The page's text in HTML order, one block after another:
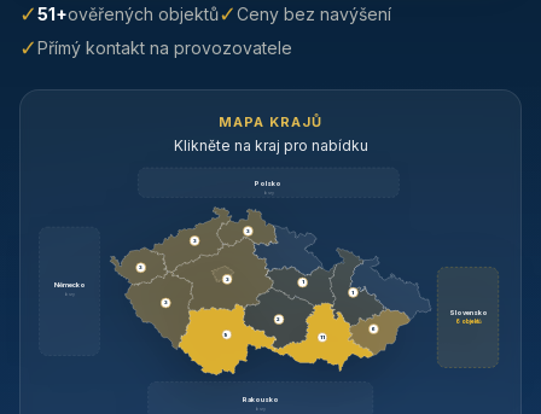
✓51+ověřených objektů✓Ceny bez navýšení
✓Přímý kontakt na provozovatele
MAPA KRAJŮ
Klikněte na kraj pro nabídku
Polsko
brzy
Německo
brzy
Slovensko
6 objektů
Rakousko
brzy
3
9
3
3
3
3
1
2
11
1
6